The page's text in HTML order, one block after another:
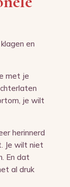
en
met je
je wilt
herinnerd
Je wilt niet
En dat
al druk